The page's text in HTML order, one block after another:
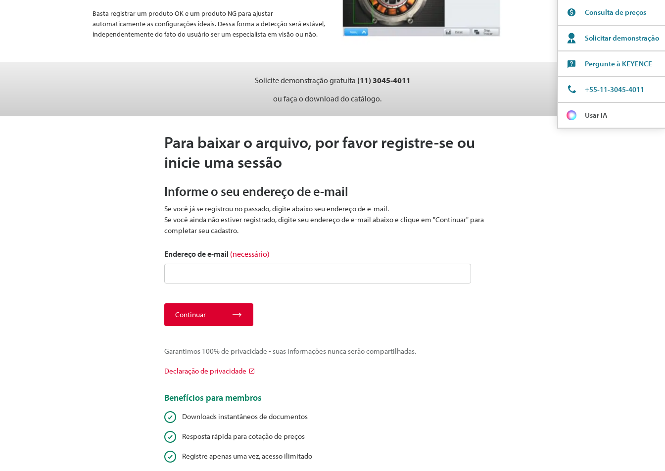
Basta registrar um produto OK e um produto NG para ajustar
automaticamente as configurações ideais. Dessa forma a detecção será estável,
independentemente do fato do usuário ser um especialista em visão ou não.
Solicite demonstração gratuita (11) 3045-4011
ou faça o download do catálogo.
Para baixar o arquivo, por favor registre-se ou
inicie uma sessão
Informe o seu endereço de e-mail
Se você já se registrou no passado, digite abaixo seu endereço de e-mail.
Se você ainda não estiver registrado, digite seu endereço de e-mail abaixo e clique em "Continuar" para
completar seu cadastro.
Endereço de e-mail (necessário)
Continuar
Garantimos 100% de privacidade - suas informações nunca serão compartilhadas.
Declaração de privacidade
Benefícios para membros
Downloads instantâneos de documentos
Resposta rápida para cotação de preços
Registre apenas uma vez, acesso ilimitado
Consulta de preços
Solicitar demonstração
Pergunte à KEYENCE
+55-11-3045-4011
Usar IA